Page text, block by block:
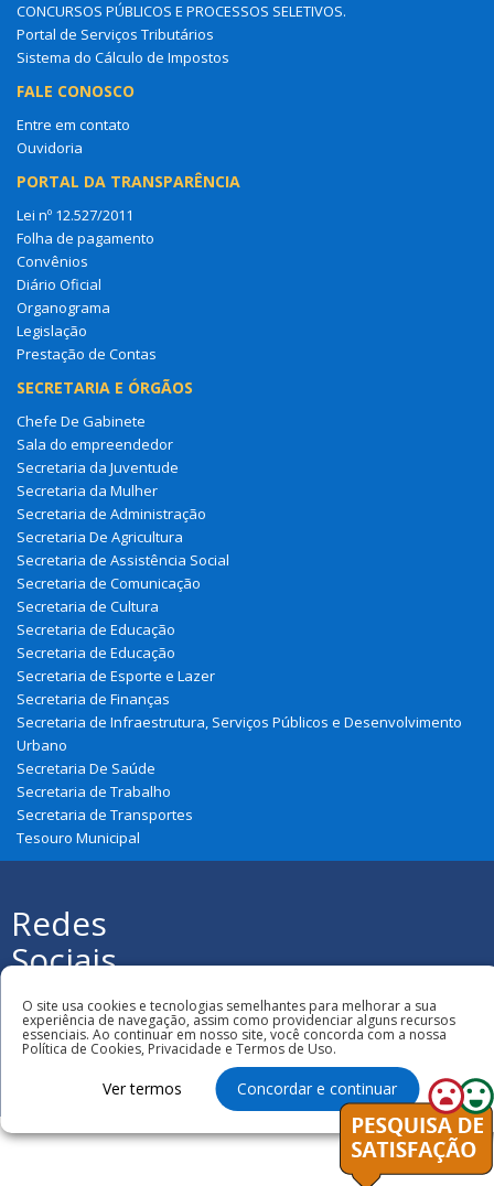
CONCURSOS PÚBLICOS E PROCESSOS SELETIVOS.
Portal de Serviços Tributários
Sistema do Cálculo de Impostos
FALE CONOSCO
Entre em contato
Ouvidoria
PORTAL DA TRANSPARÊNCIA
Lei nº 12.527/2011
Folha de pagamento
Convênios
Diário Oficial
Organograma
Legislação
Prestação de Contas
SECRETARIA E ÓRGÃOS
Chefe De Gabinete
Sala do empreendedor
Secretaria da Juventude
Secretaria da Mulher
Secretaria de Administração
Secretaria De Agricultura
Secretaria de Assistência Social
Secretaria de Comunicação
Secretaria de Cultura
Secretaria de Educação
Secretaria de Educação
Secretaria de Esporte e Lazer
Secretaria de Finanças
Secretaria de Infraestrutura, Serviços Públicos e Desenvolvimento
Urbano
Secretaria De Saúde
Secretaria de Trabalho
Secretaria de Transportes
Tesouro Municipal
Redes
Sociais
Municipal de Urbano Santos
O site usa cookies e tecnologias semelhantes para melhorar a sua
experiência de navegação, assim como providenciar alguns recursos
essenciais. Ao continuar em nosso site, você concorda com a nossa
Política de Cookies, Privacidade e Termos de Uso.
Ver termos Concordar e continuar